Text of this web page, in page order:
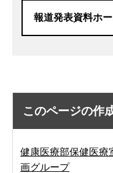
報道発表資料ホ
このページの作
健康医療部保健医療
画グループ